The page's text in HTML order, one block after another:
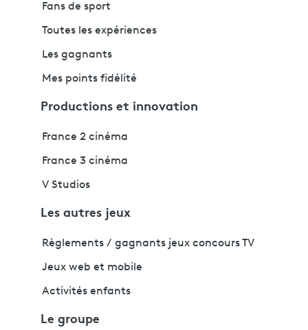
Fans de sport
Toutes les expériences
Les gagnants
Mes points fidélité
Productions et innovation
France 2 cinéma
France 3 cinéma
V Studios
Les autres jeux
Règlements / gagnants jeux concours TV
Jeux web et mobile
Activités enfants
Le groupe